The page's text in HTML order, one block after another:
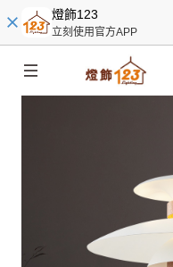
燈飾123
立刻使用官方APP